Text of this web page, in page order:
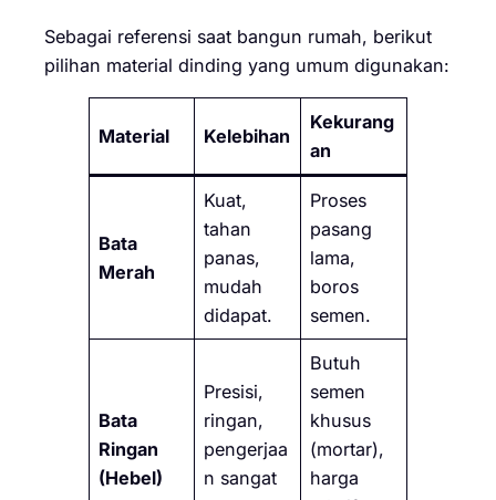
Sebagai referensi saat bangun rumah, berikut
pilihan material dinding yang umum digunakan:
Material Kelebihan
Kekurang
an
Bata
Merah
Kuat,
tahan
panas,
mudah
didapat.
Proses
pasang
lama,
boros
semen.
Bata
Ringan
(Hebel)
Presisi,
ringan,
pengerjaa
n sangat
Butuh
semen
khusus
(mortar),
harga